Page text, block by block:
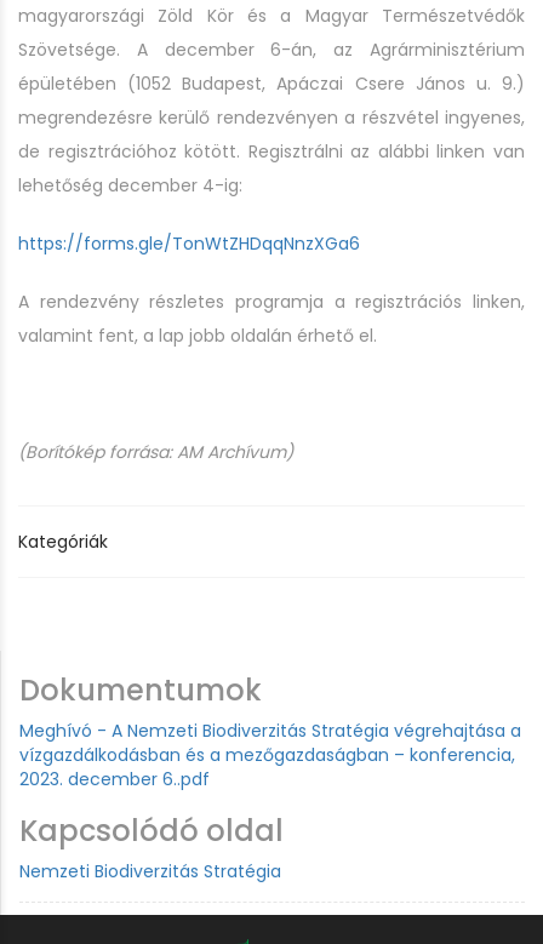
magyarországi Zöld Kör és a Magyar Természetvédők
Szövetsége. A december 6-án, az Agrárminisztérium
épületében (1052 Budapest, Apáczai Csere János u. 9.)
megrendezésre kerülő rendezvényen a részvétel ingyenes,
de regisztrációhoz kötött. Regisztrálni az alábbi linken van
lehetőség december 4-ig:
https://forms.gle/TonWtZHDqqNnzXGa6
A rendezvény részletes programja a regisztrációs linken,
valamint fent, a lap jobb oldalán érhető el.
(Borítókép forrása: AM Archívum)
Kategóriák
Dokumentumok
Meghívó - A Nemzeti Biodiverzitás Stratégia végrehajtása a
vízgazdálkodásban és a mezőgazdaságban – konferencia,
2023. december 6..pdf
Kapcsolódó oldal
Nemzeti Biodiverzitás Stratégia